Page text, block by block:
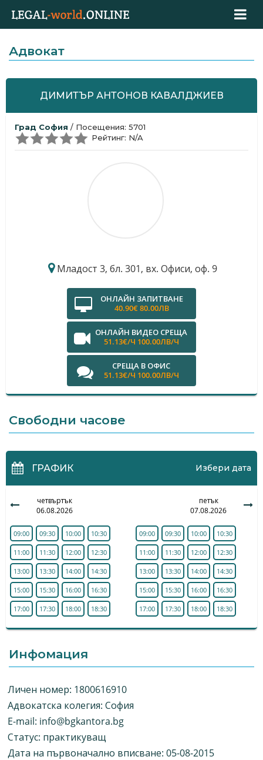
Адвокат
ДИМИТЪР АНТОНОВ КАВАЛДЖИЕВ
Град София / Посещения: 5701
Рейтинг: N/A
Младост 3, бл. 301, вх. Офиси, оф. 9
ОНЛАЙН ЗАПИТВАНЕ
40.90€ 80.00ЛВ
ОНЛАЙН ВИДЕО СРЕЩА
51.13€/Ч 100.00ЛВ/Ч
СРЕЩА В ОФИС
51.13€/Ч 100.00ЛВ/Ч
Свободни часове
ГРАФИК Избери дата
четвъртък
06.08.2026
09:00 09:30 10:00 10:30
11:00 11:30 12:00 12:30
13:00 13:30 14:00 14:30
15:00 15:30 16:00 16:30
17:00 17:30 18:00 18:30
петък
07.08.2026
09:00 09:30 10:00 10:30
11:00 11:30 12:00 12:30
13:00 13:30 14:00 14:30
15:00 15:30 16:00 16:30
17:00 17:30 18:00 18:30
Инфомация
Личен номер: 1800616910
Адвокатска колегия: София
E-mail: info@bgkantora.bg
Статус: практикуващ
Дата на първоначално вписване: 05-08-2015